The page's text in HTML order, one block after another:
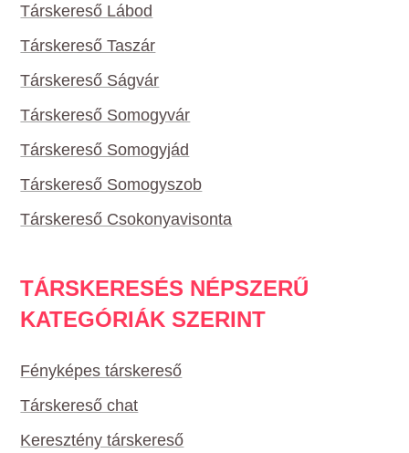
Társkereső Lábod
Társkereső Taszár
Társkereső Ságvár
Társkereső Somogyvár
Társkereső Somogyjád
Társkereső Somogyszob
Társkereső Csokonyavisonta
TÁRSKERESÉS NÉPSZERŰ
KATEGÓRIÁK SZERINT
Fényképes társkereső
Társkereső chat
Keresztény társkereső